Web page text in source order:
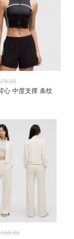
心 中度支撑 条纹